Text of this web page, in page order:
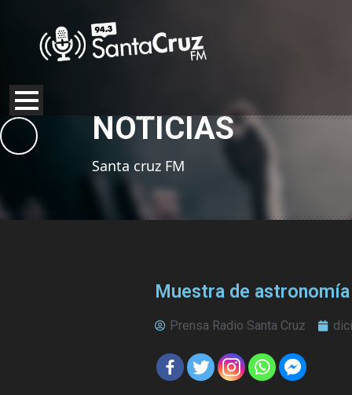
NOTICIAS
Santa cruz FM
Muestra de
Prensa Radio Santa Cruz